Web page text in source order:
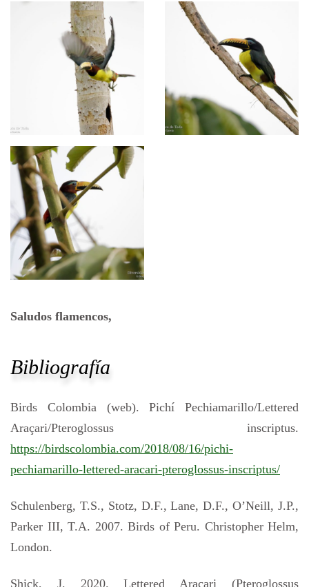
Saludos flamencos,
Bibliografía
Birds Colombia (web). Pichí Pechiamarillo/Lettered
Araçari/Pteroglossus inscriptus.
https://birdscolombia.com/2018/08/16/pichi-
pechiamarillo-lettered-aracari-pteroglossus-inscriptus/
Schulenberg, T.S., Stotz, D.F., Lane, D.F., O’Neill, J.P.,
Parker III, T.A. 2007. Birds of Peru. Christopher Helm,
London.
Shick, J. 2020. Lettered Aracari (Pteroglossus